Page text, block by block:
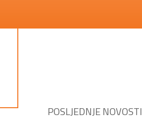
POSLJEDNJE NOVOSTI